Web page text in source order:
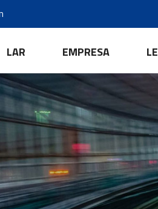
LAR EMPRESA